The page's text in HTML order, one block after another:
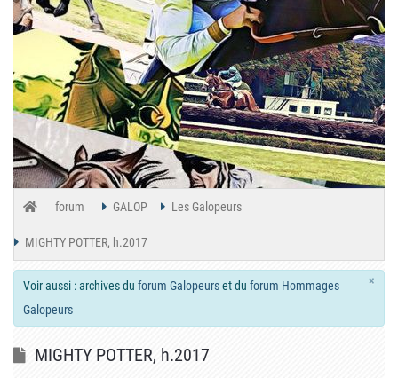
forum GALOP Les Galopeurs
MIGHTY POTTER, h.2017
×
Voir aussi : archives du forum Galopeurset du forum Hommages
Galopeurs
MIGHTY POTTER, h.2017